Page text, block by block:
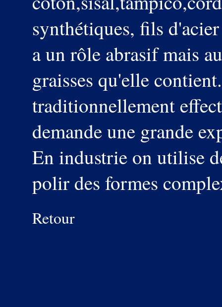
synthétiques, fils
a un rôle abrasif mais
graisses qu'elle
traditionnellement
demande une grande
En industrie on utilise
polir des formes
Retour